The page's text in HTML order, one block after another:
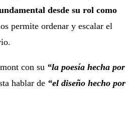
desde su rol como
permite ordenar y escalar el
con su “la poesía hecha por
hablar de “el diseño hecho por